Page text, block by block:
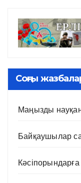
Соңғы
Маңызды
Байқаушылар